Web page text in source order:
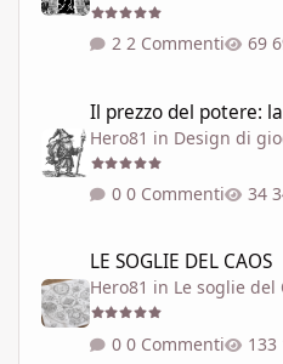
2 Commenti
Il prezzo del potere:
Hero81 in Design di
0 Commenti
LE SOGLIE DEL CAOS
Hero81 in Le soglie del
0 Commenti